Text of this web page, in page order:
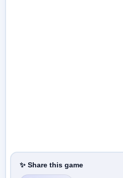
✨ Share this game